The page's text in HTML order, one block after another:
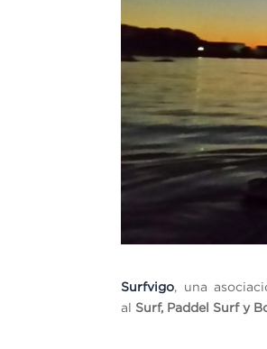
Surfvigo, una
al Surf, Paddel Surf y